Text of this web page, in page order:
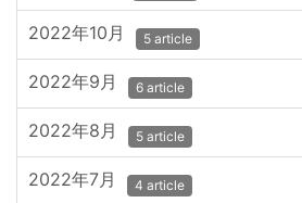
2022年10月 5 article
2022年9月 6 article
2022年8月 5 article
2022年7月 4 article